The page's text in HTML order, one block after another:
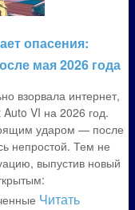
опасения:
мая 2026 года
взорвала интернет,
VI на 2026 год.
ударом — после
непростой. Тем не
выпустив новый
Читать